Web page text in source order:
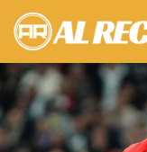
Saltar
contenido